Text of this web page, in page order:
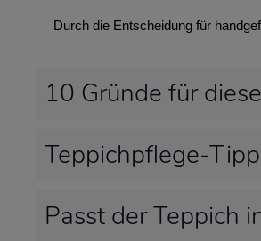
Durch die Entscheidung für
10 Gründe für
Teppichpflege-
Passt der Teppich